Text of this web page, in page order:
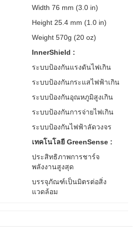
Width 76 mm (3.0 in)
Height 25.4 mm (1.0 in)
Weight 570g (20 oz)
InnerShield :
ระบบป้องกันแรงดันไฟเกิน
ระบบป้องกันกระแสไฟฟ้าเกิน
ระบบป้องกันอุณหภูมิสูงเกิน
ระบบป้องกันการจ่ายไฟเกิน
ระบบป้องกันไฟฟ้าลัดวงจร
เทคโนโลยี GreenSense :
ประสิทธิภาพการชาร์จ
พลังงานสูงสุด
บรรจุภัณฑ์เป็นมิตรต่อสิ่ง
แวดล้อม